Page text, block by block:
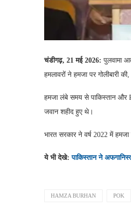
चंडीगढ़, 21 मई 2026: पुलवामा
हमलावरों ने हमजा पर गोलीबारी
हमजा लंबे समय से पाकिस्तान और
जवान शहीद हुए थे।
भारत सरकार ने वर्ष 2022 में
ये भी देखे:पाकिस्तान ने
HAMZA BURHAN POK